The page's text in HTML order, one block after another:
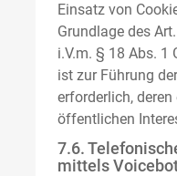
Einsatz von
Grundlage des
i.V.m. § 18 Abs. 1
ist zur Führung
erforderlich,
öffentlichen
7.6.
mittels